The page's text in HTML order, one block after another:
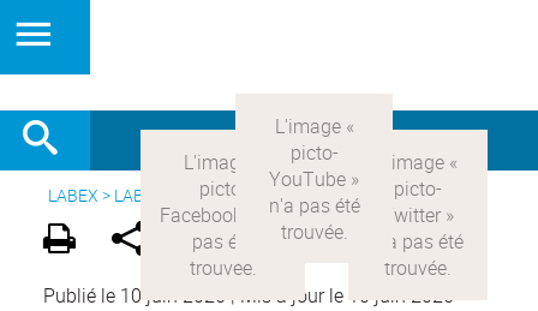
LABEX > LABEX COMOD> Version française Publications
Publié le 10 juin 2026 | Mis à jour le 10 juin 2026